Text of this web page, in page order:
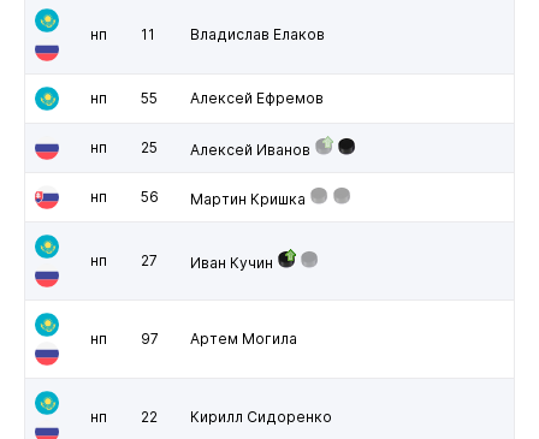
нп 11 Владислав Елаков
нп 55 Алексей Ефремов
нп 25 Алексей Иванов
нп 56 Мартин Кришка
нп 27 Иван Кучин
нп 97 Артем Могила
нп 22 Кирилл Сидоренко